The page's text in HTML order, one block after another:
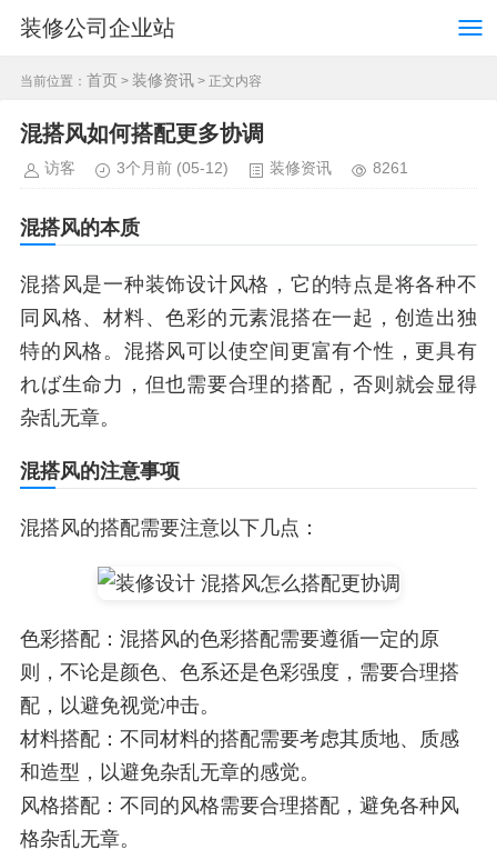
装修公司企业站
当前位置： 首页 > 装修资讯 > 正文内容
混搭风如何搭配更多协调
访客 3个月前 (05-12) 装修资讯 8261
混搭风的本质
混搭风是一种装饰设计风格，它的特点是将各种不
同风格、材料、色彩的元素混搭在一起，创造出独
特的风格。混搭风可以使空间更富有个性，更具有
れば生命力，但也需要合理的搭配，否则就会显得
杂乱无章。
混搭风的注意事项
混搭风的搭配需要注意以下几点：
色彩搭配：混搭风的色彩搭配需要遵循一定的原
则，不论是颜色、色系还是色彩强度，需要合理搭
配，以避免视觉冲击。
材料搭配：不同材料的搭配需要考虑其质地、质感
和造型，以避免杂乱无章的感觉。
风格搭配：不同的风格需要合理搭配，避免各种风
格杂乱无章。